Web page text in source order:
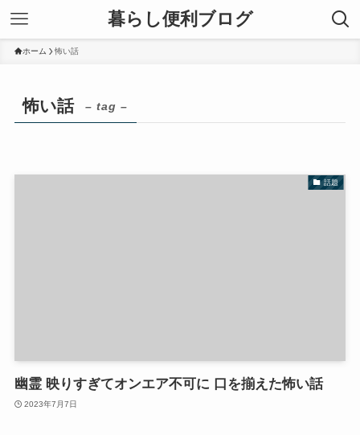
暮らし便利ブログ
ホーム 怖い話
怖い話 – tag –
話題
幽霊 映りすぎてオンエア不可に 口を揃えた怖い話
2023年7月7日